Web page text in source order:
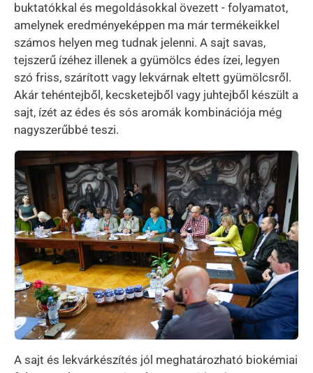
buktatókkal és megoldásokkal övezett - folyamatot,
amelynek eredményeképpen ma már termékeikkel
számos helyen meg tudnak jelenni. A sajt savas,
tejszerű ízéhez illenek a gyümölcs édes ízei, legyen
szó friss, szárított vagy lekvárnak eltett gyümölcsről.
Akár tehéntejből, kecsketejből vagy juhtejből készült a
sajt, ízét az édes és sós aromák kombinációja még
nagyszerűbbé teszi.
Kép
A sajt és lekvárkészítés jól meghatározható biokémiai